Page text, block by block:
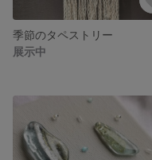
季節のタペストリー
展示中